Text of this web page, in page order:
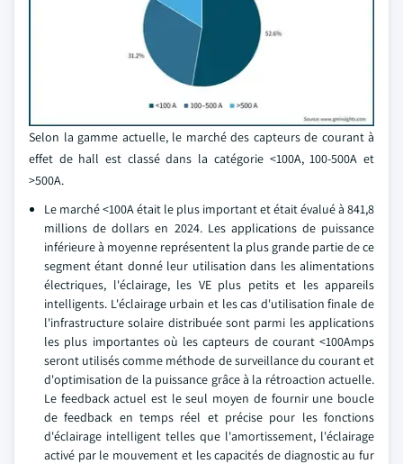
Selon la gamme actuelle, le marché des capteurs de courant à
effet de hall est classé dans la catégorie <100A, 100-500A et
>500A.
Le marché <100A était le plus important et était évalué à 841,8
millions de dollars en 2024. Les applications de puissance
inférieure à moyenne représentent la plus grande partie de ce
segment étant donné leur utilisation dans les alimentations
électriques, l'éclairage, les VE plus petits et les appareils
intelligents. L'éclairage urbain et les cas d'utilisation finale de
l'infrastructure solaire distribuée sont parmi les applications
les plus importantes où les capteurs de courant <100Amps
seront utilisés comme méthode de surveillance du courant et
d'optimisation de la puissance grâce à la rétroaction actuelle.
Le feedback actuel est le seul moyen de fournir une boucle
de feedback en temps réel et précise pour les fonctions
d'éclairage intelligent telles que l'amortissement, l'éclairage
activé par le mouvement et les capacités de diagnostic au fur